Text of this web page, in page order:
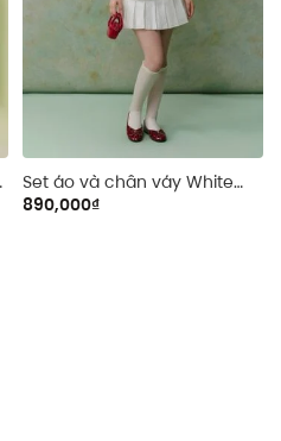
Set áo và chân váy White
Tafta Pleated Mini Set
890,000₫